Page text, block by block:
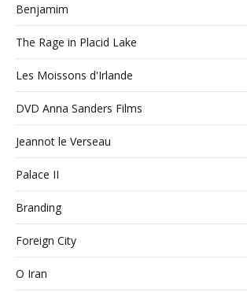
Benjamim
The Rage in Placid Lake
Les Moissons d'Irlande
DVD Anna Sanders Films
Jeannot le Verseau
Palace II
Branding
Foreign City
O Iran